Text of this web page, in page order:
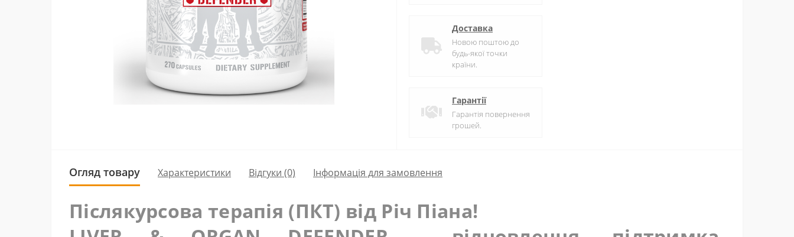
Доставка
Новою поштою до
будь-якої точки
країни.
Гарантії
Гарантія повернення
грошей.
Огляд товару Характеристики Відгуки (0) Інформація для замовлення
Післякурсова терапія (ПКТ) від Річ Піана!